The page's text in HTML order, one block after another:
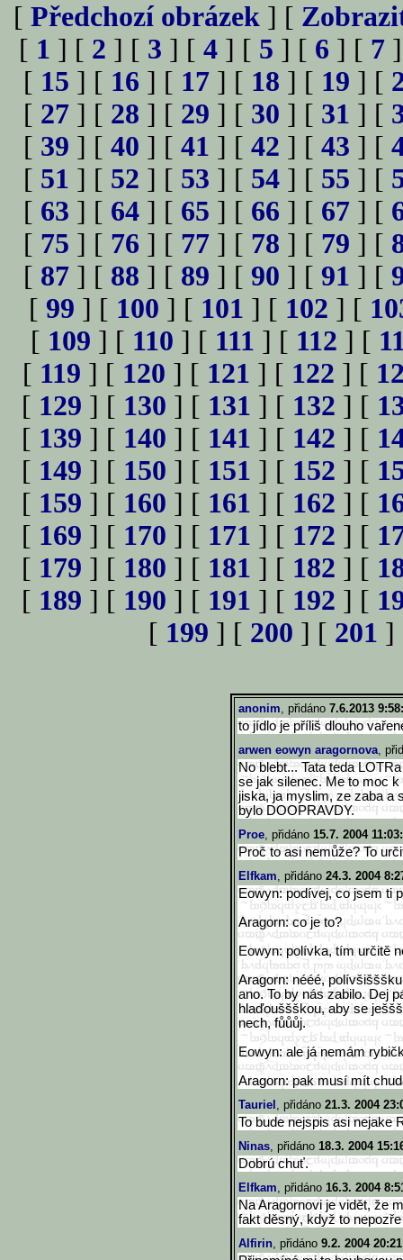
[ Předchozí obrázek ] [
[ 1 ] [ 2 ] [ 3 ] [ 4 ] [ 5 ] [ 6 ] [ 7
[ 15 ] [ 16 ] [ 17 ] [ 18 ] [ 19 ] [
[ 27 ] [ 28 ] [ 29 ] [ 30 ] [ 31 ] [
[ 39 ] [ 40 ] [ 41 ] [ 42 ] [ 43 ] [
[ 51 ] [ 52 ] [ 53 ] [ 54 ] [ 55 ] [
[ 63 ] [ 64 ] [ 65 ] [ 66 ] [ 67 ] [
[ 75 ] [ 76 ] [ 77 ] [ 78 ] [ 79 ] [
[ 87 ] [ 88 ] [ 89 ] [ 90 ] [ 91 ] [
[ 99 ] [ 100 ] [ 101 ] [ 102 ] [
[ 109 ] [ 110 ] [ 111 ] [ 112 ] [
[ 119 ] [ 120 ] [ 121 ] [ 122 ] [
[ 129 ] [ 130 ] [ 131 ] [ 132 ] [
[ 139 ] [ 140 ] [ 141 ] [ 142 ] [
[ 149 ] [ 150 ] [ 151 ] [ 152 ] [
[ 159 ] [ 160 ] [ 161 ] [ 162 ] [
[ 169 ] [ 170 ] [ 171 ] [ 172 ] [
[ 179 ] [ 180 ] [ 181 ] [ 182 ] [
[ 189 ] [ 190 ] [ 191 ] [ 192 ] [
[ 199 ] [ 200 ] [ 201 ]
anonim, přidáno 7.6.2013
to jídlo je příliš dlouho
arwen eowyn aragornova,
No blebt... Tata teda
se jak silenec. Me to moc
jiska, ja myslim, ze zaba a
bylo DOOPRAVDY.
Proe, přidáno 15.7. 2004
Proč to asi nemůže? To
Elfkam, přidáno 24.3. 2004
Eowyn: podívej, co jsem ti
Aragorn: co je to?
Eowyn: polívka, tím určitě
Aragorn: nééé,
ano. To by nás zabilo. Dej
hlaďouššškou, aby se
nech, fůůůj.
Eowyn: ale já nemám
Aragorn: pak musí mít
Tauriel , přidáno 21.3. 2004
To bude nejspis asi nejake
Ninas, přidáno 18.3. 2004
Dobrú chuť.
Elfkam, přidáno 16.3. 2004
Na Aragornovi je vidět, že
fakt děsný, když to
Alfirin, přidáno 9.2. 2004